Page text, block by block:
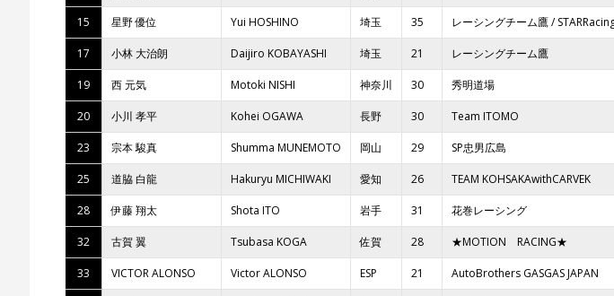
15 星野 優位 Yui HOSHINO 埼玉 35 レーシングチーム鷹 /
17 小林 大治朗 Daijiro KOBAYASHI 埼玉 21 レーシングチーム鷹
19 西 元気 Motoki NISHI 神奈川 30 秀明道場
20 小川 孝平 Kohei OGAWA 長野 30 Team ITOMO
23 宗本 駿真 Shumma MUNEMOTO 岡山 29 SP忠男広島
25 道脇 白龍 Hakuryu MICHIWAKI 愛知 26 TEAM KOHSAKAwithCARVEK
28 伊藤 翔太 Shota ITO 岩手 31 花巻レーシング
32 古賀 翼 Tsubasa KOGA 佐賀 28 ★MOTION RACING★
33 VICTOR ALONSO Victor ALONSO ESP 21 AutoBrothers GASGAS JAPAN